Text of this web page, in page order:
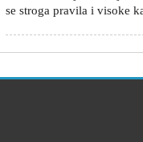
Rijeka se na Rujevici
Neugodno zatezanje i